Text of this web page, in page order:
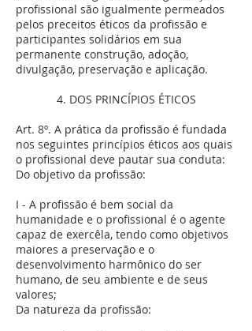
profissional são igualmente permeados
pelos preceitos éticos da profissão e
participantes solidários em sua
permanente construção, adoção,
divulgação, preservação e aplicação.
4. DOS PRINCÍPIOS ÉTICOS
Art. 8º. A prática da profissão é fundada
nos seguintes princípios éticos aos quais
o profissional deve pautar sua conduta:
Do objetivo da profissão:
I - A profissão é bem social da
humanidade e o profissional é o agente
capaz de exercê­la, tendo como objetivos
maiores a preservação e o
desenvolvimento harmônico do ser
humano, de seu ambiente e de seus
valores;
Da natureza da profissão: